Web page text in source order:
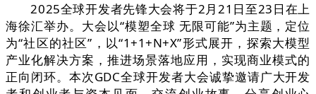
2025全球开发者先锋大会将于2月21日至23日在上
海徐汇举办。大会以“模塑全球 无限可能”为主题，定位
为“社区的社区”，以“1+1+N+X”形式展开，探索大模型
产业化解决方案，推进场景落地应用，实现商业模式的
正向闭环。本次GDC全球开发者大会诚挚邀请广大开发